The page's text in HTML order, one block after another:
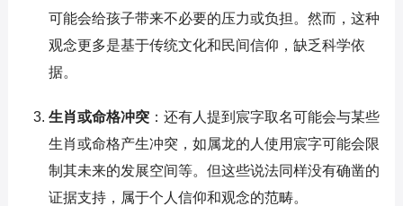
可能会给孩子带来不必要的压力或负担。然而，这种
观念更多是基于传统文化和民间信仰，缺乏科学依
据。
生肖或命格冲突：还有人提到宸字取名可能会与某些
生肖或命格产生冲突，如属龙的人使用宸字可能会限
制其未来的发展空间等。但这些说法同样没有确凿的
证据支持，属于个人信仰和观念的范畴。